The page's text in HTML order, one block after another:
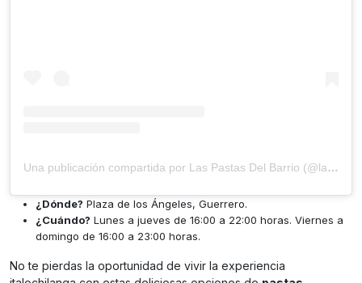
Una publicación compartida por Las Pastas Del Barrio (@laspastasdelbarrio)
¿Dónde? Plaza de los Ángeles, Guerrero.
¿Cuándo? Lunes a jueves de 16:00 a 22:00 horas. Viernes a
domingo de 16:00 a 23:00 horas.
No te pierdas la oportunidad de vivir la experiencia